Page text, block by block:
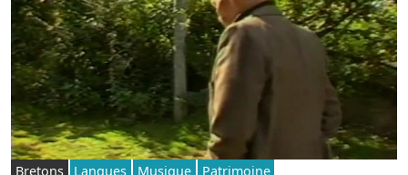
Bretons Langues Musique Patrimoine